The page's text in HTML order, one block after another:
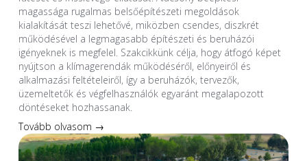
magassága rugalmas belsőépítészeti megoldások
kialakítását teszi lehetővé, miközben csendes, diszkrét
működésével a legmagasabb építészeti és beruházói
igényeknek is megfelel. Szakcikkünk célja, hogy átfogó képet
nyújtson a klímagerendák működéséről, előnyeiről és
alkalmazási feltételeiről, így a beruházók, tervezők,
üzemeltetők és végfelhasználók egyaránt megalapozott
döntéseket hozhassanak.
Tovább olvasom →